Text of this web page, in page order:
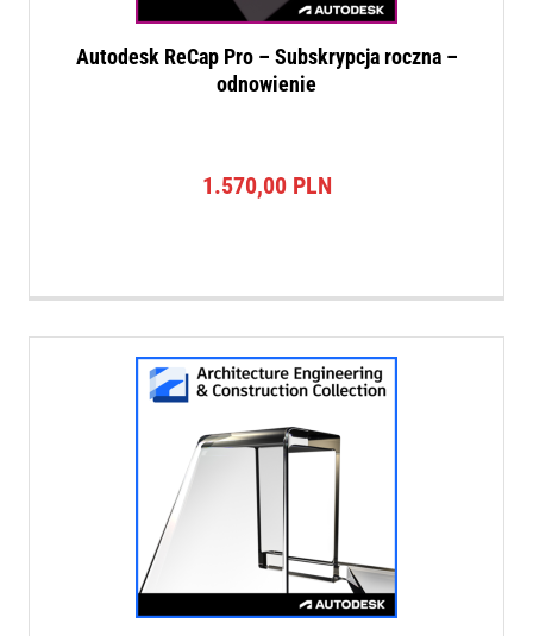
Autodesk ReCap Pro – Subskrypcja roczna –
odnowienie
1.570,00 PLN